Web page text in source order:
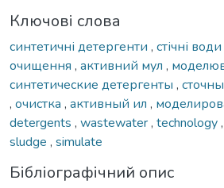
Ключові слова
синтетичні детергенти , стічні води
очищення , активний мул ,
синтетические детергенты ,
, очистка , активный ил ,
detergents , wastewater, technology,
sludge , simulate
Бібліографічний опис